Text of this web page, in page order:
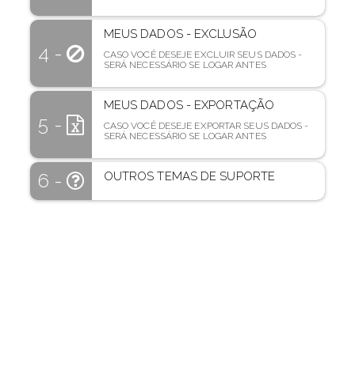
4 -
MEUS DADOS - EXCLUSÃO
CASO VOCÊ DESEJE EXCLUIR SEUS DADOS -
SERÁ NECESSÁRIO SE LOGAR ANTES
5 -
MEUS DADOS - EXPORTAÇÃO
CASO VOCÊ DESEJE EXPORTAR SEUS DADOS -
SERÁ NECESSÁRIO SE LOGAR ANTES
6 - OUTROS TEMAS DE SUPORTE